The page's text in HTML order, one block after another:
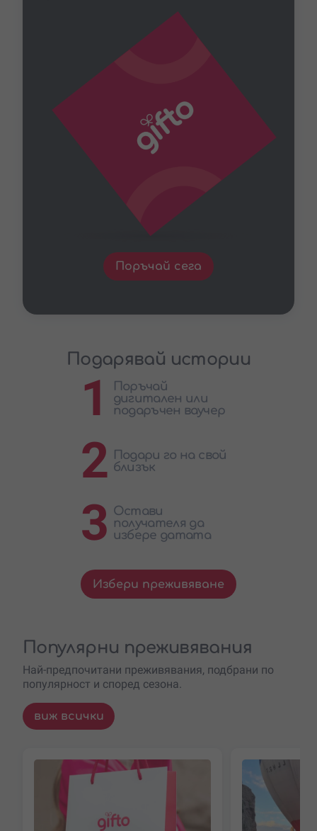
Поръчай сега
Подарявай истории
1
Поръчай
дигитален или
подаръчен ваучер
2 Подари го на свой
близък
3 Остави
получателя да
избере датата
Избери преживяване
Популярни преживявания
Най-предпочитани преживявания, подбрани по
популярност и според сезона.
виж всички